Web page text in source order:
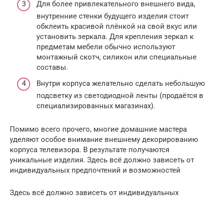
Для более привлекательного внешнего вида,
внутренние стенки будущего изделия стоит
обклеить красивой плёнкой на свой вкус или
установить зеркала. Для крепления зеркал к
предметам мебели обычно используют
монтажный скотч, силикон или специальные
составы.
Внутри корпуса желательно сделать небольшую
подсветку из светодиодной ленты (продаётся в
специализированных магазинах).
Помимо всего прочего, многие домашние мастера
уделяют особое внимание внешнему декорированию
корпуса телевизора. В результате получаются
уникальные изделия. Здесь всё должно зависеть от
индивидуальных предпочтений и возможностей
Здесь всё должно зависеть от индивидуальных